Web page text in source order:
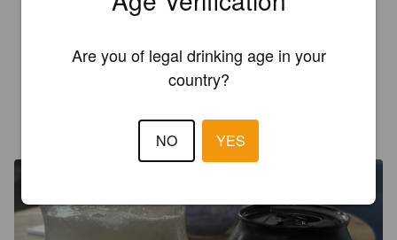
Douce, fruitée et savoureuse!
JEAN-CHARLES B
Are you of legal drinking age in your
country?
NO YES